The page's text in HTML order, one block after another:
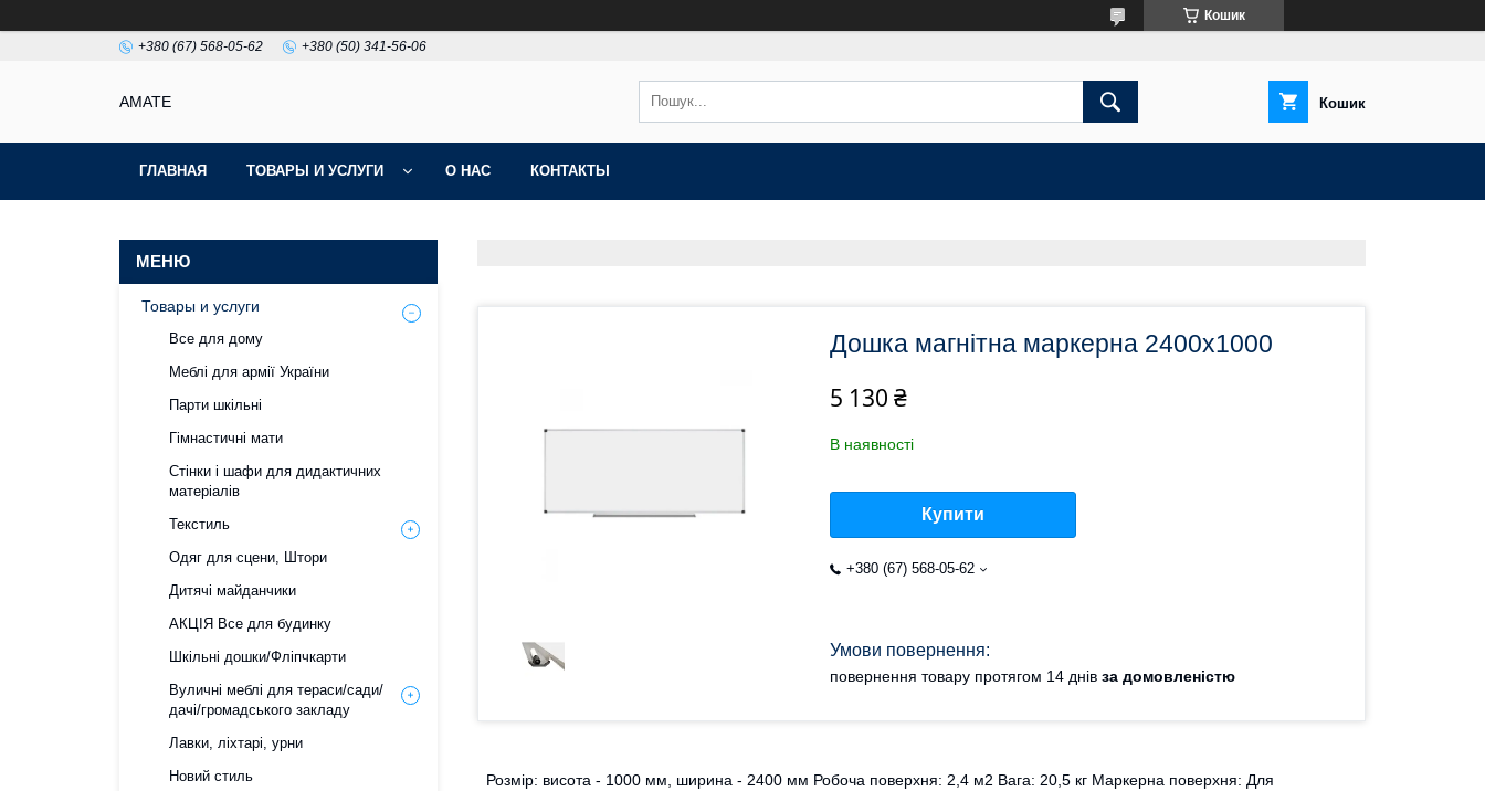
Кошик
+380 (67) 568-05-62 +380 (50) 341-56-06
AMATE Кошик
ГЛАВНАЯ ТОВАРЫ И УСЛУГИ О НАС КОНТАКТЫ
Дошка магнітна маркерна 2400х1000
5 130 ₴
В наявності
Купити
+380 (67) 568-05-62
повернення товару протягом 14 днів за домовленістю
Розмір: висота - 1000 мм, ширина - 2400 мм Робоча поверхня: 2,4 м2 Вага: 20,5 кг Маркерна поверхня: Для
Товары и услуги
Все для дому
Меблі для армії України
Парти шкільні
Гімнастичні мати
Стінки і шафи для дидактичних
матеріалів
Текстиль
Одяг для сцени, Штори
Дитячі майданчики
АКЦІЯ Все для будинку
Шкільні дошки/Фліпчкарти
Вуличні меблі для тераси/сади/
дачі/громадського закладу
Лавки, ліхтарі, урни
Новий стиль